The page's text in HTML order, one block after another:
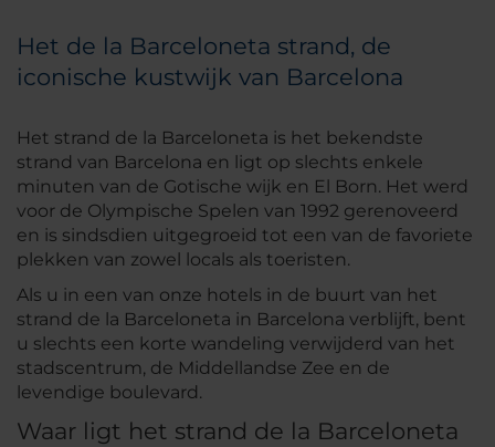
Het de la Barceloneta strand, de
iconische kustwijk van Barcelona
Het strand de la Barceloneta is het bekendste
strand van Barcelona en ligt op slechts enkele
minuten van de Gotische wijk en El Born. Het werd
voor de Olympische Spelen van 1992 gerenoveerd
en is sindsdien uitgegroeid tot een van de favoriete
plekken van zowel locals als toeristen.
Als u in een van onze hotels in de buurt van het
strand de la Barceloneta in Barcelona verblijft, bent
u slechts een korte wandeling verwijderd van het
stadscentrum, de Middellandse Zee en de
levendige boulevard.
Waar ligt het strand de la Barceloneta